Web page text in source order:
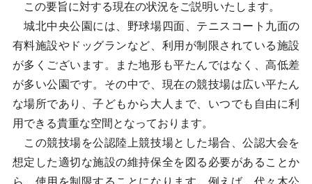
この要旨に対する現在の状況をご説明いたします。
城北中央公園には、野球場四面、テニスコート九面の
有料施設やドッグランなど、利用が制限されている施設
が多くございます。また地形も平たんではなく、高低差
が多い公園です。その中で、現在の競技場は広い平たん
な場所であり、子どもから大人まで、いつでも自由に利
用できる貴重な空間となっております。
この競技場を公認陸上競技場とした場合、公認大会を
想定した適切な施設の維持保全を図る必要があることか
ら、使用を制限することになります。例えば、代々木公